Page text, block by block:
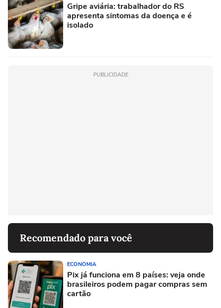
Gripe aviária: trabalhador do RS
apresenta sintomas da doença e é
isolado
PUBLICIDADE
Recomendado para você
ECONOMIA
Pix já funciona em 8 países: veja onde
brasileiros podem pagar compras sem
cartão